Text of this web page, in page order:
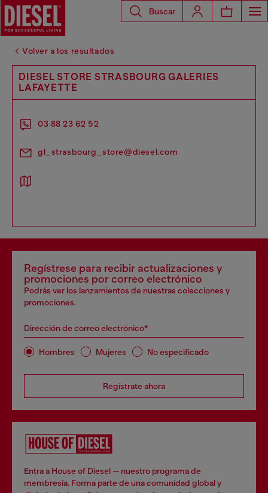
Buscar
Volver a los resultados
DIESEL STORE STRASBOURG GALERIES
LAFAYETTE
03 88 23 62 52
gl_strasbourg_store@diesel.com
Regístrese para recibir actualizaciones y
promociones por correo electrónico
Podrás ver los lanzamientos de nuestras colecciones y
promociones.
Dirección de correo electrónico*
Hombres Mujeres No especificado
Regístrate ahora
Entra a House of Diesel — nuestro programa de
membresía. Forma parte de una comunidad global y